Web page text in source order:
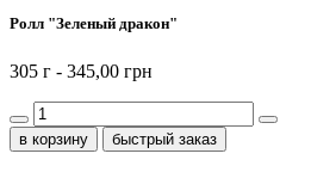
Ролл "Зеленый дракон"
305 г - 345,00 грн
быстрый заказ